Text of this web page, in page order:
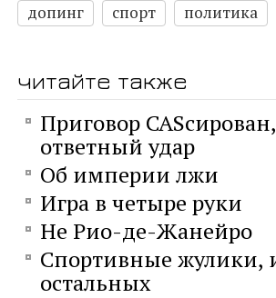
допинг спорт политика
читайте также
Приговор
ответный удар
Об империи лжи
Игра в четыре руки
Не Рио-де-Жанейро
Спортивные жулики,
остальных